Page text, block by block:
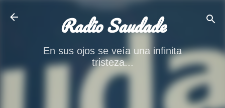
Radio Saudade
En sus ojos se veía una infinita
tristeza...